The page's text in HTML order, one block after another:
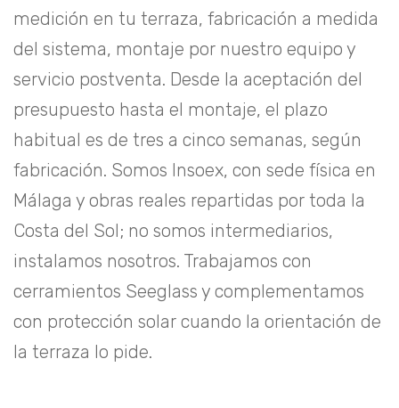
medición en tu terraza, fabricación a medida
del sistema, montaje por nuestro equipo y
servicio postventa. Desde la aceptación del
presupuesto hasta el montaje, el plazo
habitual es de tres a cinco semanas, según
fabricación. Somos Insoex, con sede física en
Málaga y obras reales repartidas por toda la
Costa del Sol; no somos intermediarios,
instalamos nosotros. Trabajamos con
cerramientos Seeglass y complementamos
con protección solar cuando la orientación de
la terraza lo pide.